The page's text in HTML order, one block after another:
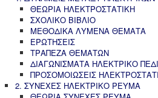
ΘΕΩΡΙΑ ΗΛΕΚΤΡΟΣΤΑΤΙΚΗ
ΣΧΟΛΙΚΟ ΒΙΒΛΙΟ
ΜΕΘΟΔΙΚΑ ΛΥΜΕΝΑ ΘΕΜΑΤΑ
ΕΡΩΤΗΣΕΙΣ
ΤΡΑΠΕΖΑ ΘΕΜΑΤΩΝ
ΔΙΑΓΩΝΙΣΜΑΤΑ ΗΛΕΚΤΡΙΚΟ
ΠΡΟΣΟΜΟΙΩΣΕΙΣ
2. ΣΥΝΕΧΕΣ ΗΛΕΚΤΡΙΚΟ ΡΕΥΜΑ